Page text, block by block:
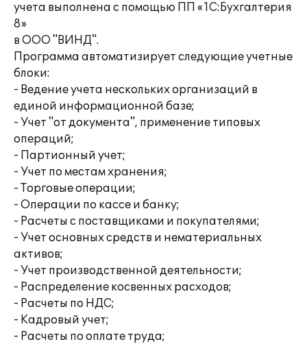
учета выполнена с помощью ПП «1С:Бухгалтерия
8»
в ООО "ВИНД".
Программа автоматизирует следующие учетные
блоки:
- Ведение учета нескольких организаций в
единой информационной базе;
- Учет "от документа", применение типовых
операций;
- Партионный учет;
- Учет по местам хранения;
- Торговые операции;
- Операции по кассе и банку;
- Расчеты с поставщиками и покупателями;
- Учет основных средств и нематериальных
активов;
- Учет производственной деятельности;
- Распределение косвенных расходов;
- Расчеты по НДС;
- Кадровый учет;
- Расчеты по оплате труда;